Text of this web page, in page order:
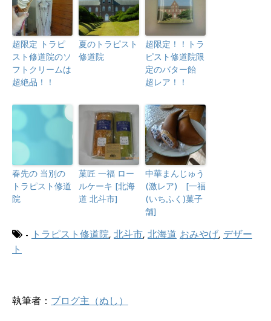
超限定 トラピ
スト修道院のソ
フトクリームは
超絶品！！
夏のトラピスト
修道院
超限定！！トラ
ピスト修道院限
定のバター飴
超レア！！
春先の 当別の
トラピスト修道
院
菓匠 一福 ロー
ルケーキ [北海
道 北斗市]
中華まんじゅう
(激レア) [一福
(いちふく)菓子
舗]
- トラピスト修道院, 北斗市, 北海道 おみやげ, デザー
ト
執筆者： ブログ主（ぬし）